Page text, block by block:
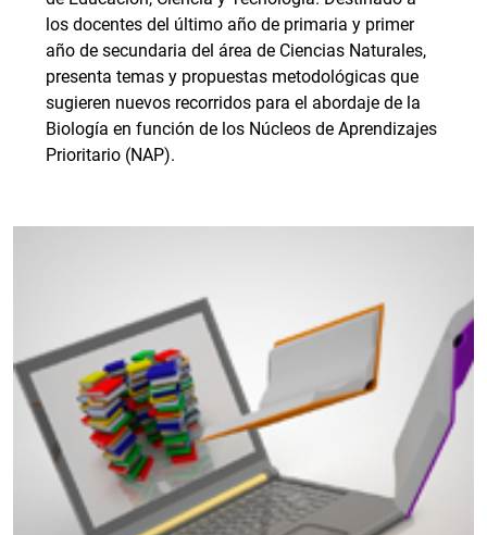
los docentes del último año de primaria y primer
año de secundaria del área de Ciencias Naturales,
presenta temas y propuestas metodológicas que
sugieren nuevos recorridos para el abordaje de la
Biología en función de los Núcleos de Aprendizajes
Prioritario (NAP).